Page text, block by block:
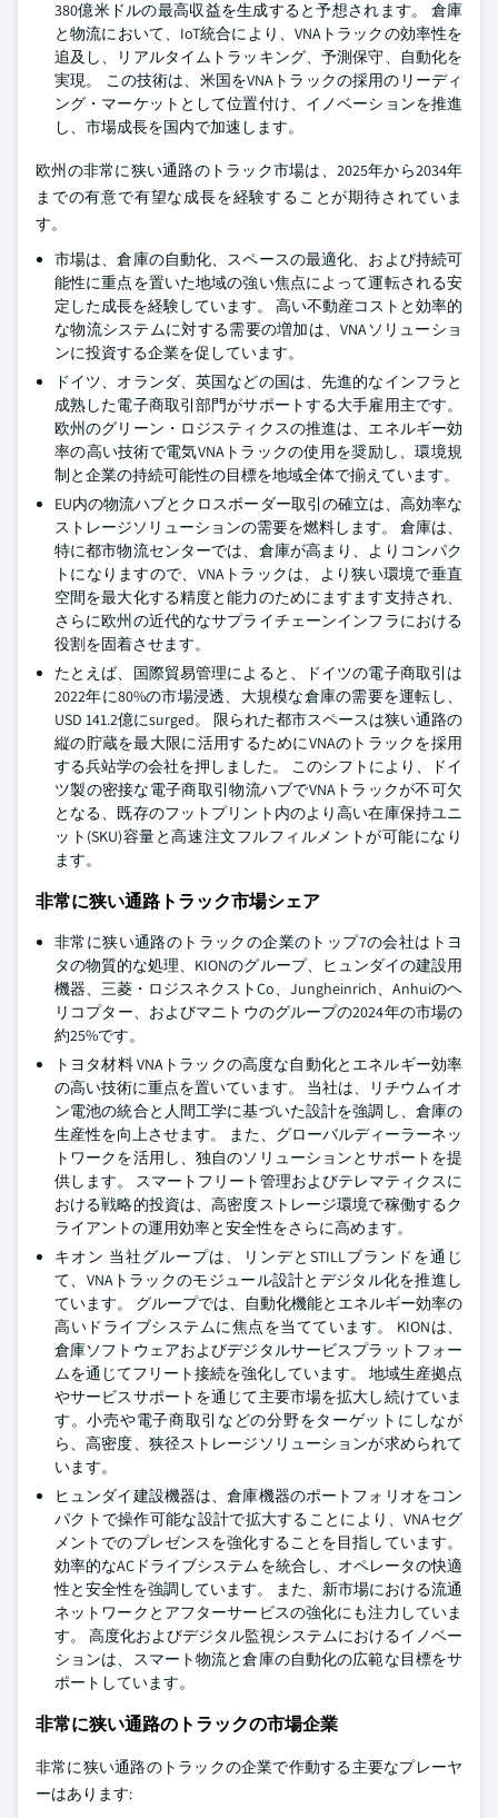
380億米ドルの最高収益を生成すると予想されます。 倉庫
と物流において、IoT統合により、VNAトラックの効率性を
追及し、リアルタイムトラッキング、予測保守、自動化を
実現。 この技術は、米国をVNAトラックの採用のリーディ
ング・マーケットとして位置付け、イノベーションを推進
し、市場成長を国内で加速します。
欧州の非常に狭い通路のトラック市場は、2025年から2034年
までの有意で有望な成長を経験することが期待されていま
す。
市場は、倉庫の自動化、スペースの最適化、および持続可
能性に重点を置いた地域の強い焦点によって運転される安
定した成長を経験しています。 高い不動産コストと効率的
な物流システムに対する需要の増加は、VNAソリューショ
ンに投資する企業を促しています。
ドイツ、オランダ、英国などの国は、先進的なインフラと
成熟した電子商取引部門がサポートする大手雇用主です。
欧州のグリーン・ロジスティクスの推進は、エネルギー効
率の高い技術で電気VNAトラックの使用を奨励し、環境規
制と企業の持続可能性の目標を地域全体で揃えています。
EU内の物流ハブとクロスボーダー取引の確立は、高効率な
ストレージソリューションの需要を燃料します。 倉庫は、
特に都市物流センターでは、倉庫が高まり、よりコンパク
トになりますので、VNAトラックは、より狭い環境で垂直
空間を最大化する精度と能力のためにますます支持され、
さらに欧州の近代的なサプライチェーンインフラにおける
役割を固着させます。
たとえば、国際貿易管理によると、ドイツの電子商取引は
2022年に80%の市場浸透、大規模な倉庫の需要を運転し、
USD 141.2億にsurged。 限られた都市スペースは狭い通路の
縦の貯蔵を最大限に活用するためにVNAのトラックを採用
する兵站学の会社を押しました。 このシフトにより、ドイ
ツ製の密接な電子商取引物流ハブでVNAトラックが不可欠
となる、既存のフットプリント内のより高い在庫保持ユニ
ット(SKU)容量と高速注文フルフィルメントが可能になり
ます。
非常に狭い通路トラック市場シェア
非常に狭い通路のトラックの企業のトップ7の会社はトヨ
タの物質的な処理、KIONのグループ、ヒュンダイの建設用
機器、三菱・ロジスネクストCo、Jungheinrich、Anhuiのヘ
リコプター、およびマニトウのグループの2024年の市場の
約25%です。
トヨタ材料 VNAトラックの高度な自動化とエネルギー効率
の高い技術に重点を置いています。 当社は、リチウムイオ
ン電池の統合と人間工学に基づいた設計を強調し、倉庫の
生産性を向上させます。 また、グローバルディーラーネッ
トワークを活用し、独自のソリューションとサポートを提
供します。 スマートフリート管理およびテレマティクスに
おける戦略的投資は、高密度ストレージ環境で稼働するク
ライアントの運用効率と安全性をさらに高めます。
キオン 当社グループは、リンデとSTILLブランドを通じ
て、VNAトラックのモジュール設計とデジタル化を推進し
ています。 グループでは、自動化機能とエネルギー効率の
高いドライブシステムに焦点を当てています。 KIONは、
倉庫ソフトウェアおよびデジタルサービスプラットフォー
ムを通じてフリート接続を強化しています。 地域生産拠点
やサービスサポートを通じて主要市場を拡大し続けていま
す。小売や電子商取引などの分野をターゲットにしなが
ら、高密度、狭径ストレージソリューションが求められて
います。
ヒュンダイ建設機器は、倉庫機器のポートフォリオをコン
パクトで操作可能な設計で拡大することにより、VNAセグ
メントでのプレゼンスを強化することを目指しています。
効率的なACドライブシステムを統合し、オペレータの快適
性と安全性を強調しています。 また、新市場における流通
ネットワークとアフターサービスの強化にも注力していま
す。 高度化およびデジタル監視システムにおけるイノベー
ションは、スマート物流と倉庫の自動化の広範な目標をサ
ポートしています。
非常に狭い通路のトラックの市場企業
非常に狭い通路のトラックの企業で作動する主要なプレーヤ
ーはあります: